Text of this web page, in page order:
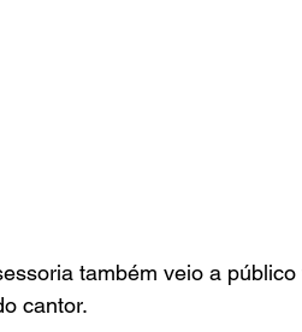
também veio a público
cantor.